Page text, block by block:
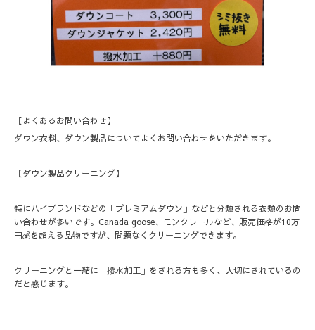
【よくあるお問い合わせ】
ダウン衣料、ダウン製品についてよくお問い合わせをいただきます。
【ダウン製品クリーニング】
特にハイブランドなどの「プレミアムダウン」などと分類される衣類のお問
い合わせが多いです。Canada goose、モンクレールなど、販売価格が10万
円💰を超える品物ですが、問題なくクリーニングできます。
クリーニングと一緒に「撥水加工」をされる方も多く、大切にされているの
だと感じます。